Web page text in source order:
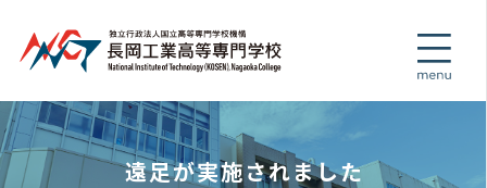
遠足が実施されました